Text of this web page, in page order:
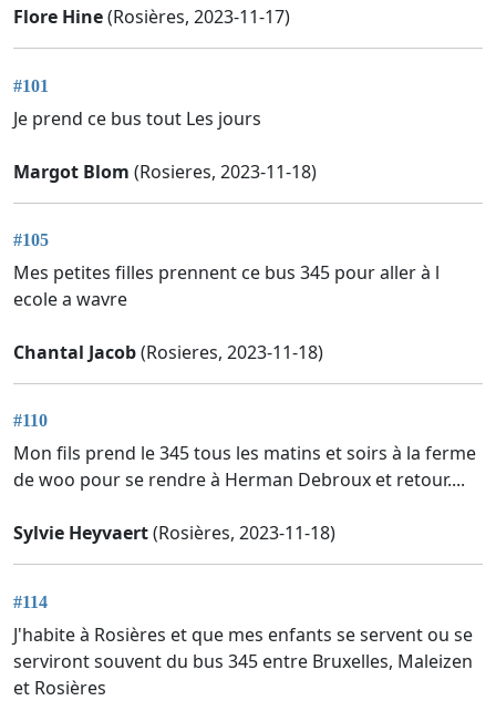
Flore Hine(Rosières, 2023-11-17)
#101
Je prend ce bus tout Les jours
Margot Blom (Rosieres, 2023-11-18)
#105
Mes petites filles prennent ce bus 345 pour aller à l
ecole a wavre
Chantal Jacob(Rosieres, 2023-11-18)
#110
Mon fils prend le 345 tous les matins et soirs à la ferme
de woo pour se rendre à Herman Debroux et retour....
Sylvie Heyvaert(Rosières, 2023-11-18)
#114
J'habite à Rosières et que mes enfants se servent ou se
serviront souvent du bus 345 entre Bruxelles, Maleizen
et Rosières